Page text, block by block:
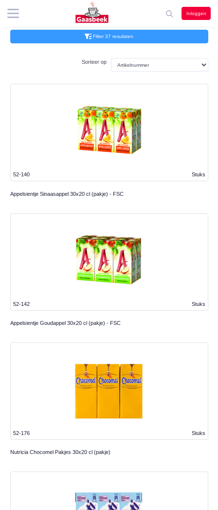
Inloggen
Filter 37 resulaten
Sorteer op
Stuks
52-140
Appelsientje Sinaasappel 30x20 cl (pakje) - FSC
Stuks
52-142
Appelsientje Goudappel 30x20 cl (pakje) - FSC
Stuks
52-176
Nutricia Chocomel Pakjes 30x20 cl (pakje)